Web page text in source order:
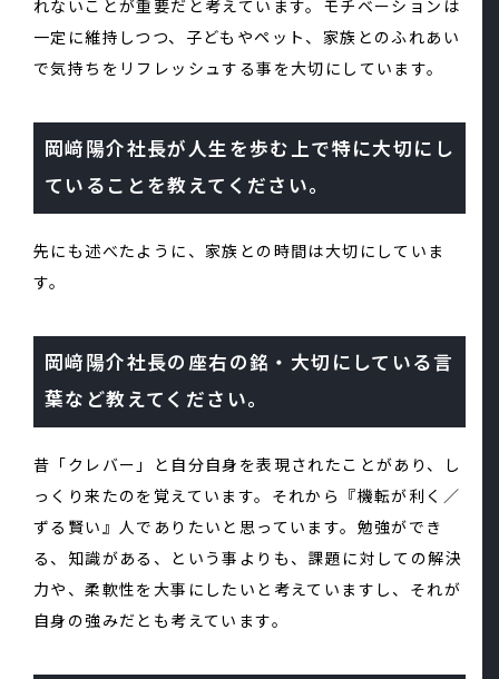
れないことが重要だと考えています。モチベーションは
一定に維持しつつ、子どもやペット、家族とのふれあい
で気持ちをリフレッシュする事を大切にしています。
岡﨑陽介社長が人生を歩む上で特に大切にし
ていることを教えてください。
先にも述べたように、家族との時間は大切にしていま
す。
岡﨑陽介社長の座右の銘・大切にしている言
葉など教えてください。
昔「クレバー」と自分自身を表現されたことがあり、し
っくり来たのを覚えています。それから『機転が利く／
ずる賢い』人でありたいと思っています。勉強ができ
る、知識がある、という事よりも、課題に対しての解決
力や、柔軟性を大事にしたいと考えていますし、それが
自身の強みだとも考えています。